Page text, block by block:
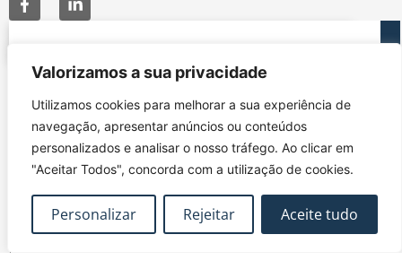
Valorizamos a sua privacidade
Utilizamos cookies para melhorar a sua experiência de
navegação, apresentar anúncios ou conteúdos
personalizados e analisar o nosso tráfego. Ao clicar em
"Aceitar Todos", concorda com a utilização de cookies.
Personalizar Rejeitar Aceite tudo
MAPA DO SITE
Subscrever Newsletter
Google Maps
CONTACTOS
fundec@tecnico.ulisboa.pt
FUNDEC - IST - DECivil
Av. Rovisco Pais, 1049-
Política de Privacidade Contacte-nos
Livro de
Reclamações|Termos e Condições
@2026 FUNDEC